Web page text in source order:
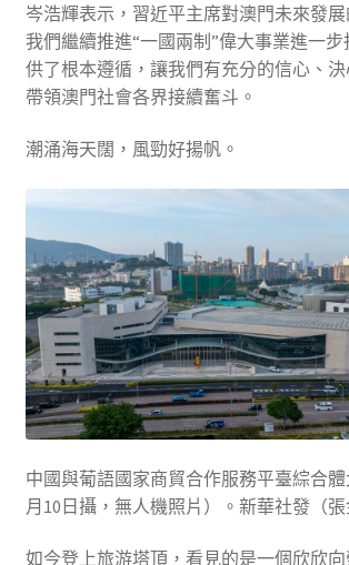
岑浩輝表示，習近平主席對澳門未來發
我們繼續推進“一國兩制”偉大事業進一
供了根本遵循，讓我們有充分的信心、
帶領澳門社會各界接續奮斗。
潮涌海天闊，風勁好揚帆。
中國與葡語國家商貿合作服務平臺綜合體
月10日攝，無人機照片）。新華社發（張
如今登上旅游塔頂，看見的是一個欣欣